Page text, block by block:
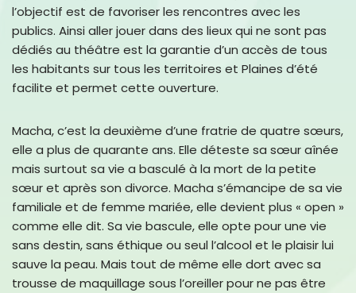
l’objectif est de favoriser les rencontres avec les
publics. Ainsi aller jouer dans des lieux qui ne sont pas
dédiés au théâtre est la garantie d’un accès de tous
les habitants sur tous les territoires et Plaines d’été
facilite et permet cette ouverture.
Macha, c’est la deuxième d’une fratrie de quatre sœurs,
elle a plus de quarante ans. Elle déteste sa sœur aînée
mais surtout sa vie a basculé à la mort de la petite
sœur et après son divorce. Macha s’émancipe de sa vie
familiale et de femme mariée, elle devient plus « open »
comme elle dit. Sa vie bascule, elle opte pour une vie
sans destin, sans éthique ou seul l’alcool et le plaisir lui
sauve la peau. Mais tout de même elle dort avec sa
trousse de maquillage sous l’oreiller pour ne pas être